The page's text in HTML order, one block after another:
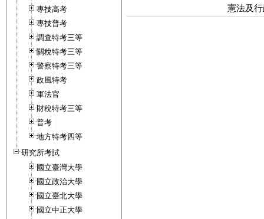
專技高考
專技普考
調查特考三等
關稅特考三等
警察特考三等
政風特考
軍法官
財稅特考三等
普考
地方特考四等
研究所考試
國立臺灣大學
國立政治大學
國立臺北大學
國立中正大學
憲法及